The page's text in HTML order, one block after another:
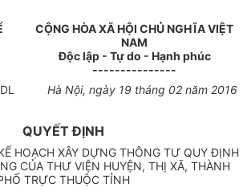
CỘNG HÒA XÃ HỘI CHỦ NGHĨA VIỆT
NAM
Độc lập - Tự do - Hạnh phúc
---------------
Hà Nội, ngày 19tháng 02năm 2016
QUYẾT ĐỊNH
Ế HOẠCH XÂY DỰNG THÔNG TƯ QUY ĐỊNH
NG CỦA THƯ VIỆN HUYỆN, THỊ XÃ, THÀNH
Ố TRỰC THUỘC TỈNH